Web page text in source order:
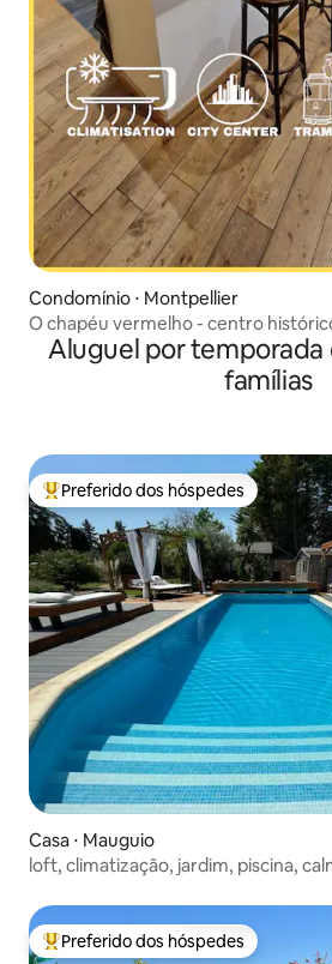
Condomínio ⋅ Montpellier
O chapéu vermelho - centro
condicionado
Aluguel por temporada
famílias
Entre os melhores preferidos dos
Preferido dos hóspedes
Casa ⋅ Mauguio
loft, climatização, jardim, piscina,
Entre os melhores preferidos dos
Preferido dos hóspedes